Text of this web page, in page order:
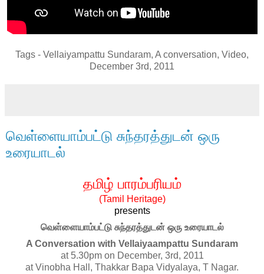
Tags - Vellaiyampattu Sundaram, A conversation, Video,
December 3rd, 2011
வெள்ளையாம்பட்டு சுந்தரத்துடன் ஒரு
உரையாடல்
தமிழ் பாரம்பரியம்
(Tamil Heritage)
presents
வெள்ளையாம்பட்டு சுந்தரத்துடன் ஒரு உரையாடல்
A Conversation with Vellaiyaampattu Sundaram
at 5.30pm on December, 3rd, 2011
at Vinobha Hall, Thakkar Bapa Vidyalaya, T Nagar.